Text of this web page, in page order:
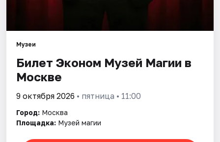
Музеи
Билет Эконом Музей Магии в
Москве
9 октября 2026 • пятница • 11:00
Город: Москва
Площадка: Музей магии